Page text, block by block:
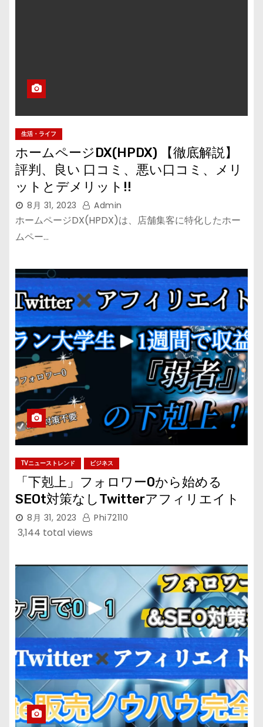
生活・ライフ
ホームページDX(HPDX) 【徹底解説】
評判、良い 口コミ、悪い口コミ、メリ
ットとデメリット!!
8月 31, 2023 Admin
ホームページDX(HPDX)は、店舗集客に特化したホー
ムペー…
TVニューストレンド ビジネス
「下剋上」フォロワー0から始める
SEOt対策なしTwitterアフィリエイト
8月 31, 2023 Phi72110
3,144 total views